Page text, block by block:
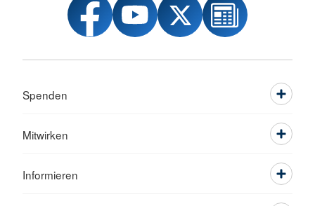
Spenden
Mitwirken
Informieren